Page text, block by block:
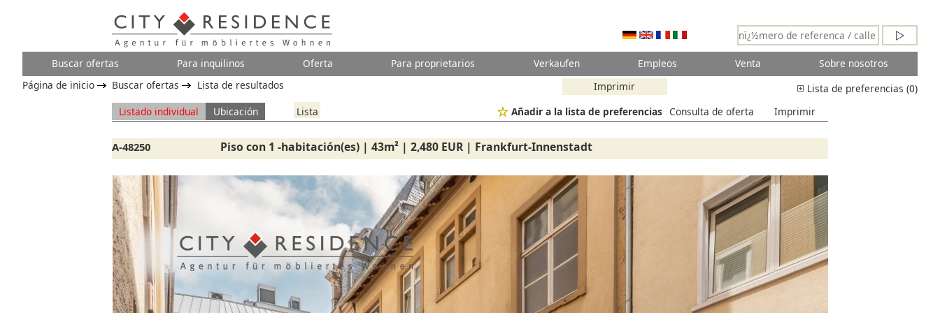
Buscar ofertas Para inquilinos Oferta Para proprietarios Verkaufen Empleos Venta
Sobre nosotros
Lista de preferencias (0)
Imprimir
Página de inicio Buscar ofertas
Lista de resultados
Listado individual
Ubicación Lista Imprimir
Consulta de oferta
Añadir a la lista de preferencias
A-48250 Piso con 1 -habitación(es) | 43m² | 2,480 EUR | Frankfurt-Innenstadt